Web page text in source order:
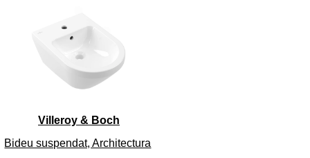
40
Villeroy & Boch
Bideu suspendat, Architectura